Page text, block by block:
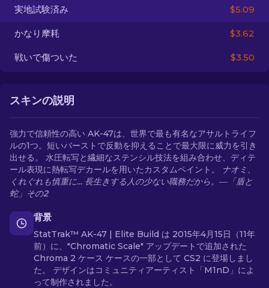
実地試験済み $5.09
かなり摩耗 $3.62
戦いで傷ついた $3.50
スキンの説明
強力で信頼性の高い AK-47は、世界で最も有名なアサルトライフ
ルの1つ。短いバーストで反動を抑えることで最大限に威力を引き
出せる。 水圧転写と繊細なステンシル技法を組み合わせ、ディテ
ール表現に熱転写デカールを用いたカスタムペイント。
ナオミ、
くれぐれも慎重に... 長生きする人の少ない職務だから。―「盾と
蛇」その2
背景
StatTrak™ AK-47 | Elite Build は 2015年4月15日（11年
前）に、"Chromatic Scale" アップデートで追加された
Chroma 2 ケース ケースの一部として CS2 に登場しまし
た。 デザインはコミュニティアーティスト「M1nD」によ
って制作されました。